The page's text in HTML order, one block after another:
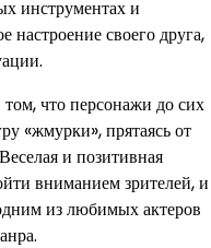
инструментах и
настроение своего друга,
что персонажи до сих
«жмурки», прятаясь от
и позитивная
вниманием зрителей, и
из любимых актеров